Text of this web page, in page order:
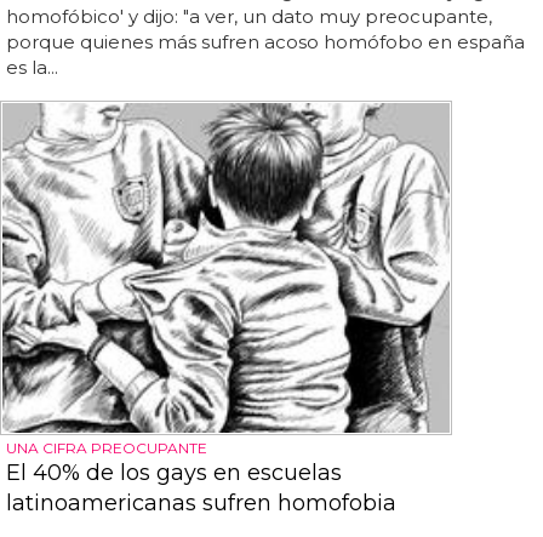
homofóbico' y dijo: "a ver, un dato muy preocupante,
porque quienes más sufren acoso homófobo en españa
es la...
UNA CIFRA PREOCUPANTE
El 40% de los gays en escuelas
latinoamericanas sufren homofobia